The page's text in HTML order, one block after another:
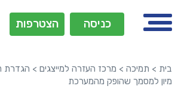
כניסה הצטרפות
בית > תמיכה> מרכז העזרה למייצגים> הגדרת
מיון למסמך שהופק מהמערכת